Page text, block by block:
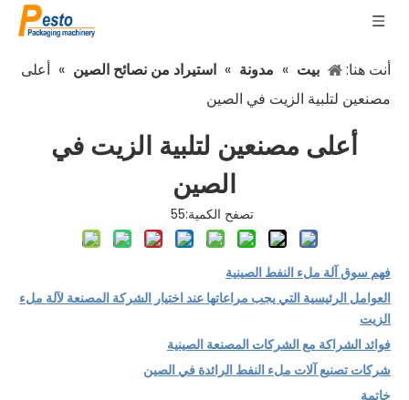
أنت هنا: بيت » مدونة » استيراد من نصائح الصين » أعلى
مصنعين لتلبية الزيت في الصين
أعلى مصنعين لتلبية الزيت في
الصين
تصفح الكمية:55
فهم سوق آلة ملء النفط الصينية
العوامل الرئيسية التي يجب مراعاتها عند اختيار الشركة المصنعة لآلة ملء
الزيت
فوائد الشراكة مع الشركات المصنعة الصينية
شركات تصنيع آلات ملء النفط الرائدة في الصين
خاتمة